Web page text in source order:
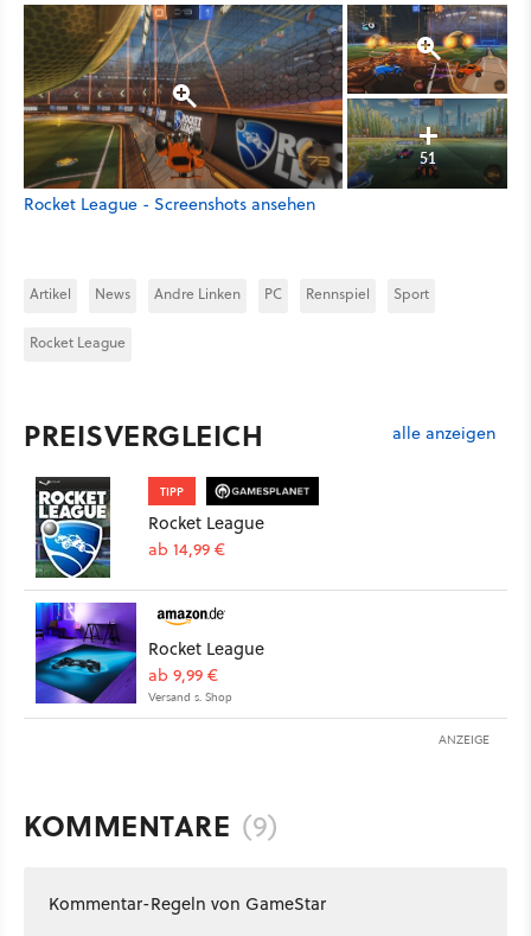
51
Rocket League - Screenshots ansehen
Artikel News Andre Linken PC Rennspiel Sport
Rocket League
PREISVERGLEICH alle anzeigen
TIPP
Rocket League
ab 14,99 €
Rocket League
ab 9,99 €
Versand s. Shop
ANZEIGE
KOMMENTARE (9)
Kommentar-Regeln von GameStar